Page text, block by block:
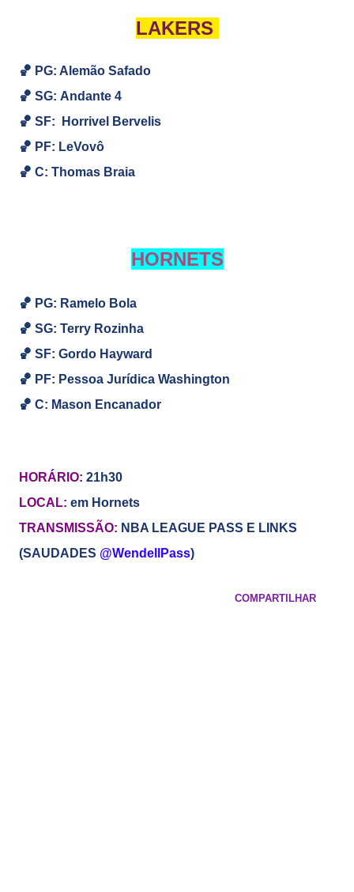
LAKERS
🏀 PG: Alemão Safado
🏀 SG: Andante 4
🏀 SF:
Horrivel Bervelis
🏀 PF: LeVovô
🏀 C: Thomas Braia
HORNETS
🏀 PG: Ramelo Bola
🏀 SG: Terry Rozinha
🏀 SF: Gordo Hayward
🏀 PF: Pessoa Jurídica Washington
🏀 C: Mason Encanador
HORÁRIO: 21h30
LOCAL: em Hornets
TRANSMISSÃO: NBA LEAGUE PASS E LINKS
(SAUDADES @WendellPass)
COMPARTILHAR